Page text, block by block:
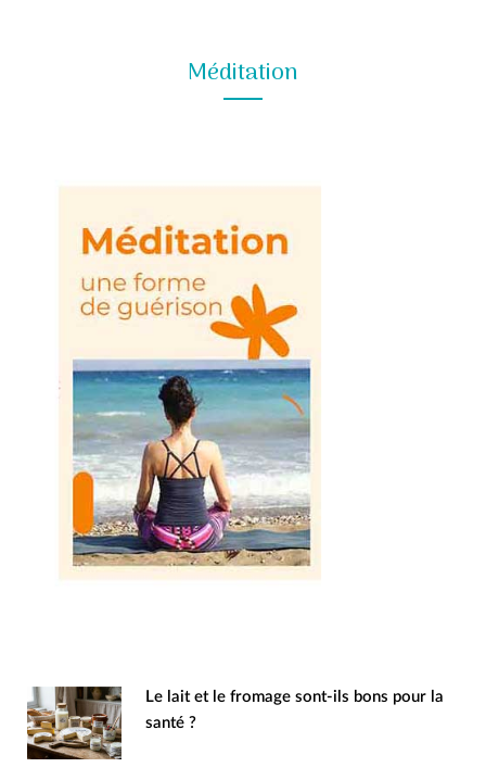
Méditation
Le lait et le fromage sont-ils bons pour la
santé ?